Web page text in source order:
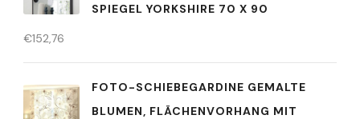
SPIEGEL YORKSHIRE 70 X 90
€152,76
FOTO-SCHIEBEGARDINE GEMALTE
BLUMEN, FLÄCHENVORHANG MIT